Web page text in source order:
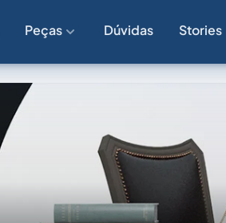
Peças Dúvidas Stories